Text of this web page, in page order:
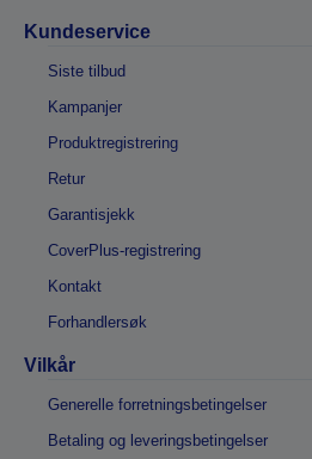
Kundeservice
Siste tilbud
Kampanjer
Produktregistrering
Retur
Garantisjekk
CoverPlus-registrering
Kontakt
Forhandlersøk
Vilkår
Generelle forretningsbetingelser
Betaling og leveringsbetingelser